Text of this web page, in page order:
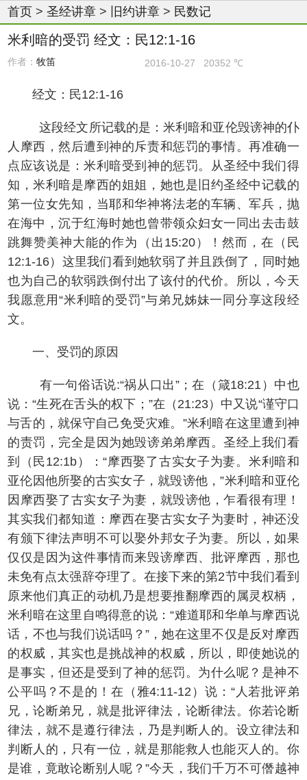
首页 > 圣经讲章 > 旧约讲章 > 民数记
米利暗的受罚 经文：民12:1-16
作者： 牧笛 2016-10-27 20352 ℃
经文：民12:1-16
这段经文所记载的是：米利暗和亚伦毁谤神的仆
人摩西，然后遭到神的斥责和惩罚的事情。再准确一
点应该说是：米利暗受到神的惩罚。从圣经中我们得
知，米利暗是摩西的姐姐，她也是旧约圣经中记载的
第一位女先知，当耶和华神将法老的车辆、军兵，抛
在海中，沉于红海时她也曾带领众妇女一同出去击鼓
跳舞赞美神大能的作为（出15:20）！然而，在（民
12:1-16）这里我们看到她软弱了并且跌倒了，同时她
也为自己的软弱跌倒付出了该付的代价。所以，今天
我愿意用“米利暗的受罚”与弟兄姊妹一同分享这段经
文。
一、受罚的原因
有一句俗话说:“祸从口出”；在（箴18:21）中也
说：“生死在舌头的权下；”在（21:23）中又说“谨守口
与舌的，就保守自己免受灾难。”米利暗在这里遭到神
的责罚，完全是因为她毁谤弟弟摩西。圣经上我们看
到（民12:1b）：“摩西娶了古实女子为妻。米利暗和
亚伦因他所娶的古实女子，就毁谤他，”米利暗和亚伦
因摩西娶了古实女子为妻，就毁谤他，乍看很有理！
其实我们都知道：摩西在娶古实女子为妻时，神还没
有颁下律法声明不可以娶外邦女子为妻。所以，如果
仅仅是因为这件事情而来毁谤摩西、批评摩西，那也
未免有点太强辞夺理了。在接下来的第2节中我们看到
原来他们真正的动机乃是想要推翻摩西的属灵权柄，
米利暗在这里自鸣得意的说：“难道耶和华单与摩西说
话，不也与我们说话吗？”，她在这里不仅是反对摩西
的权威，其实也是挑战神的权威，所以，即使她说的
是事实，但还是受到了神的惩罚。为什么呢？是神不
公平吗？不是的！在（雅4:11-12）说：“人若批评弟
兄，论断弟兄，就是批评律法，论断律法。你若论断
律法，就不是遵行律法，乃是判断人的。设立律法和
判断人的，只有一位，就是那能救人也能灭人的。你
是谁，竟敢论断别人呢？”今天，我们千万不可僭越神